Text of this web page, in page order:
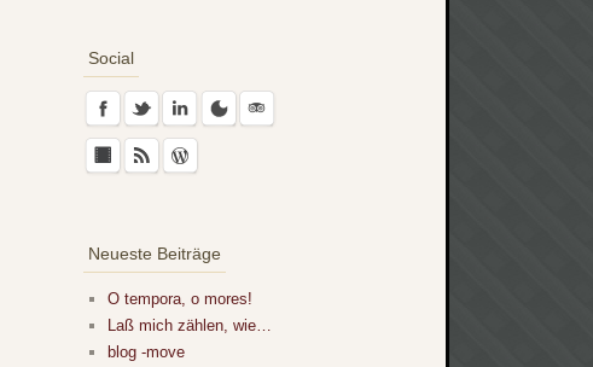
Social
Neueste Beiträge
O tempora, o mores!
Laß mich zählen, wie…
blog -move